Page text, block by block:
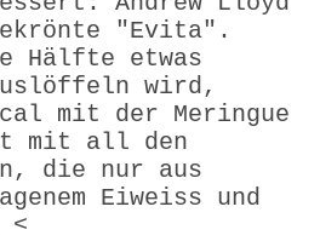
"Evita".
Hälfte etwas
wird,
mit der Meringue
mit all den
die nur aus
Eiweiss und
<